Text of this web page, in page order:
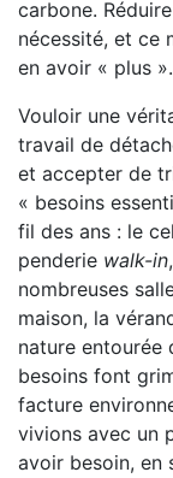
carbone.
nécessité, et ce
en avoir « plus ».
Vouloir une
travail de
et accepter de
« besoins
fil des ans : le
penderie walk-in
nombreuses
maison, la
nature entourée
besoins font
facture
vivions avec un
avoir besoin, en